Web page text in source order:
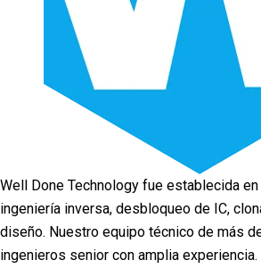
Well Done Technology fue establecida
ingeniería inversa, desbloqueo de IC,
diseño. Nuestro equipo técnico de más
ingenieros senior con amplia experiencia.